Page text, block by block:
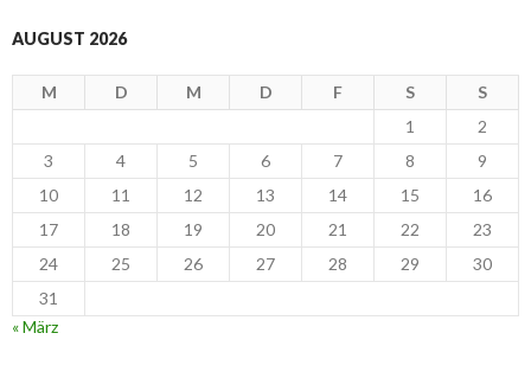
AUGUST 2026
M D M D F S
S
1
2
3
4 5 6 7 8
9
10
11 12 13 14 15
16
17
18 19 20 21 22
23
24
25 26 27 28 29
30
31
« März